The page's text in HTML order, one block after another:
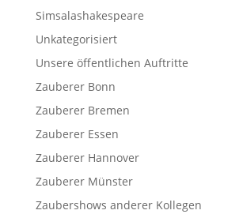
Simsalashakespeare
Unkategorisiert
Unsere öffentlichen Auftritte
Zauberer Bonn
Zauberer Bremen
Zauberer Essen
Zauberer Hannover
Zauberer Münster
Zaubershows anderer Kollegen